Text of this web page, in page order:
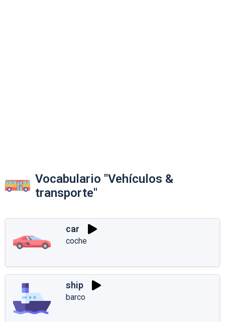
Vocabulario "Vehículos &
transporte"
car
coche
ship
barco